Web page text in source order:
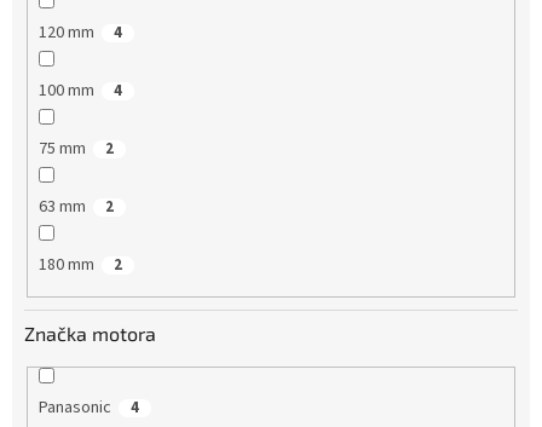
120 mm 4
100 mm 4
75 mm 2
63 mm 2
180 mm 2
Značka motora
Panasonic 4